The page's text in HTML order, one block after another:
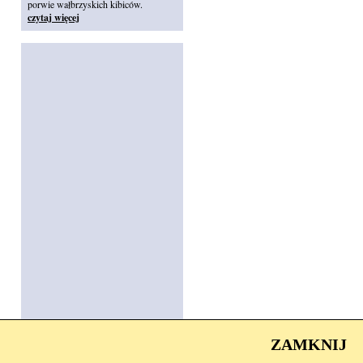
ZAMKNIJ
porwie wałbrzyskich kibiców.
czytaj więcej